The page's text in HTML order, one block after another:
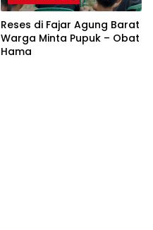
Reses di Fajar Agung Barat
Warga Minta Pupuk – Obat
Hama